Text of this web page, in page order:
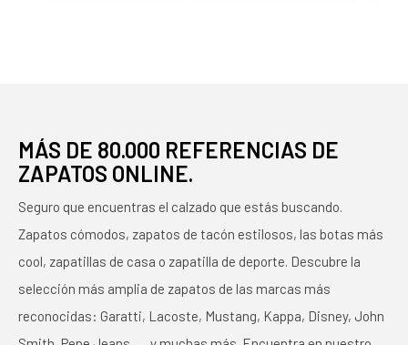
MÁS DE 80.000 REFERENCIAS DE
ZAPATOS ONLINE.
Seguro que encuentras el calzado que estás buscando.
Zapatos cómodos, zapatos de tacón estilosos, las botas más
cool, zapatillas de casa o zapatilla de deporte. Descubre la
selección más amplia de zapatos de las marcas más
reconocidas: Garatti, Lacoste, Mustang, Kappa, Disney, John